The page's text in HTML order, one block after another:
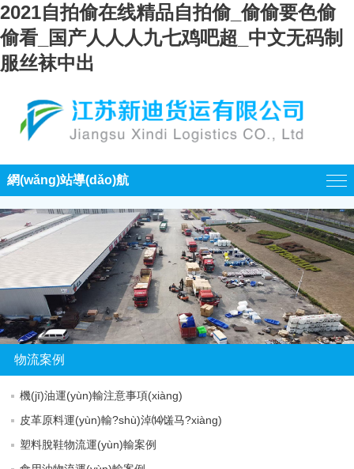
2021自拍偷在线精品自拍偷_偷偷要色偷
偷看_国产人人人九七鸡吧超_中文无码制
服丝袜中出
網(wǎng)站導(dǎo)航
物流案例
機(jī)油運(yùn)輸注意事項(xiàng)
皮革原料運(yùn)輸?shù)淖⒁馐马?xiàng)
塑料脫鞋物流運(yùn)輸案例